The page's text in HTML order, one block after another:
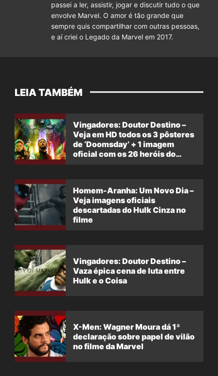
passei a ler, assistir, jogar e discutir tudo o que
envolve Marvel. O amor é tão grande que
sempre quis compartilhar com outras pessoas,
e aí criei o Legado da Marvel em 2017.
LEIA TAMBÉM
Vingadores: Doutor Destino –
Veja em HD todos os 3 pôsteres
de ‘Doomsday’ + 1 imagem
oficial com os 26 heróis do
Homem-Aranha: Um Novo Dia –
Veja imagens oficiais
descartadas do Hulk Cinza no
filme
Vingadores: Doutor Destino –
Vaza épica cena de luta entre
Hulk e o Coisa
X-Men: Wagner Moura dá 1ª
declaração sobre papel de vilão
no filme da Marvel